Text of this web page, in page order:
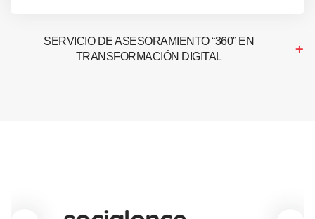
SERVICIO DE ASESORAMIENTO “360” EN
TRANSFORMACIÓN DIGITAL